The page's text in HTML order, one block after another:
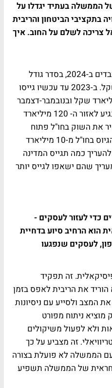
הממשלה בעתיד יגדלו על
בתקציבי הביטחון והריבית
צריכה לשלם על החוב. איך
"הולכים להיות גיוסים מאוד כבדים ב-2024, בסדר גודל
ברוטו כ-150-170 מיליארד שקל. ב-2023 עד עכשיו גייסו
השנה קרוב ל-80 מיליארד שקל ובנובמבר-דצמבר
אני מעריך שיגייסו עוד, כך שנגיע לאזור ה- 120 מיליארד
את השוק בחו"ל פתוח
לגיוס, בחודשיים שילשו את הגיוס בחו"ל מ-10 מיליארד
לי להעריך כמה תגייס המדינה
שהם ישאפו לגייס יותר
כדי לעזור לעסקים -
הוא הרחיב סיוע בדחיית
לעסקים שנפגעו
זה תפקיד
את הריבית לאפס בזמן
המצב ולסייע עם ניסיונות
מוציא ניתוח מפורט
ולא לפעול משיקולים
זה מצביע על כך
הממשלה לא פועלת בצורה
של הממשלה תשפיע